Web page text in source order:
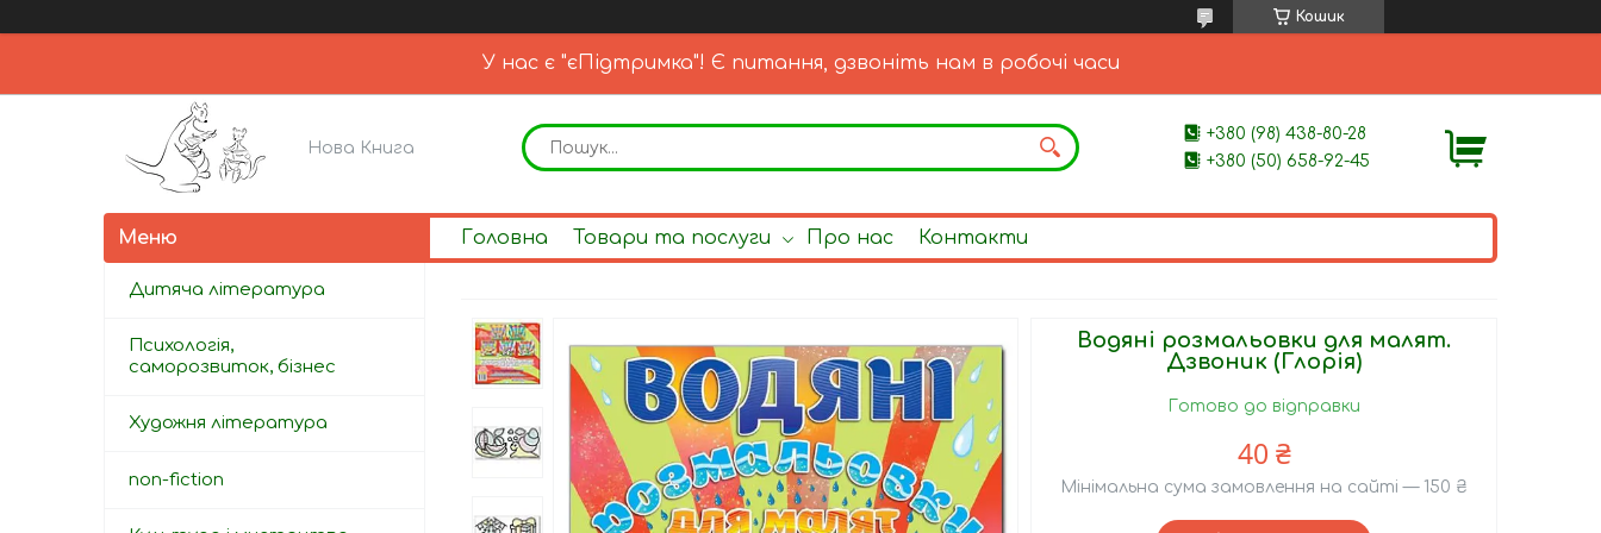
Кошик
У нас є "єПідтримка"! Є питання, дзвоніть нам в робочі часи
Нова Книга
+380 (98) 438-80-28
+380 (50) 658-92-45
Головна Товари та послуги Про нас Контакти
Водяні розмальовки для малят.
Дзвоник (Глорія)
Готово до відправки
40 ₴
Мінімальна сума замовлення на сайті — 150 ₴
Дитяча література
Психологія,
саморозвиток, бізнес
Художня література
non-fiction